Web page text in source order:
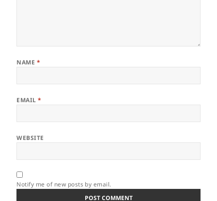
NAME *
EMAIL*
WEBSITE
Notify me of new posts by email.